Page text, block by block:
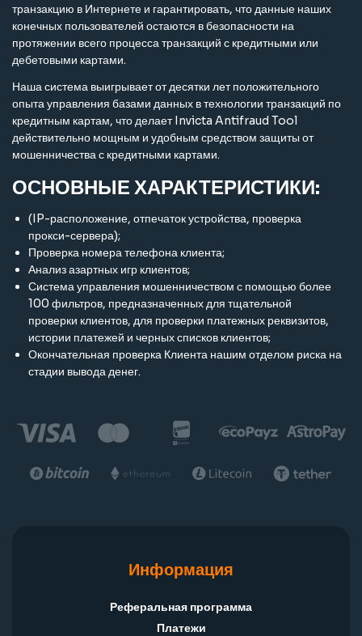
транзакцию в Интернете и гарантировать, что данные наших
конечных пользователей остаются в безопасности на
протяжении всего процесса транзакций с кредитными или
дебетовыми картами.
Наша система выигрывает от десятки лет положительного
опыта управления базами данных в технологии транзакций по
кредитным картам, что делает Invicta Antifraud Tool
действительно мощным и удобным средством защиты от
мошенничества с кредитными картами.
ОСНОВНЫЕ ХАРАКТЕРИСТИКИ:
(IP-расположение, отпечаток устройства, проверка
прокси-сервера);
Проверка номера телефона клиента;
Анализ азартных игр клиентов;
Система управления мошенничеством с помощью более
100 фильтров, предназначенных для тщательной
проверки клиентов, для проверки платежных реквизитов,
истории платежей и черных списков клиентов;
Окончательная проверка Клиента нашим отделом риска на
стадии вывода денег.
Информация
Реферальная программа
Платежи